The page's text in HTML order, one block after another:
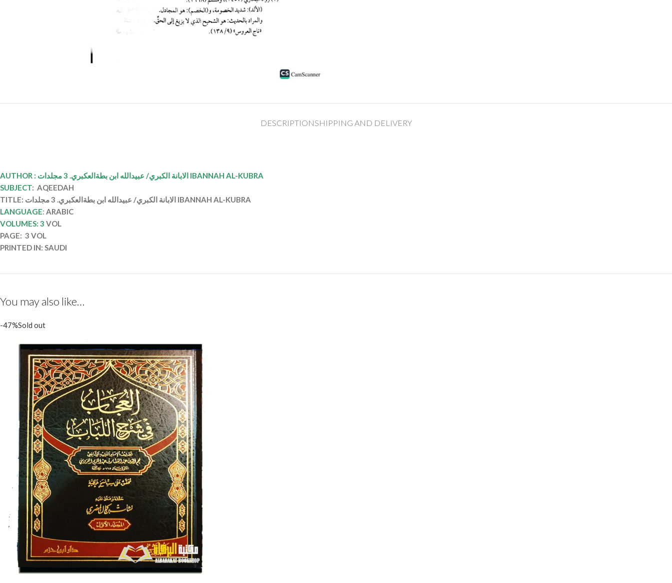
DESCRIPTIONSHIPPING AND DELIVERY
AUTHOR : الابانة الكبري/ عبيدالله ابن بطةالعكبري. 3 مجلدات IBANNAH AL-KUBRA
SUBJECT: AQEEDAH
TITLE: الابانة الكبري/ عبيدالله ابن بطةالعكبري. 3 مجلدات IBANNAH AL-KUBRA
LANGUAGE: ARABIC
VOLUMES: 3 VOL
PAGE: 3 VOL
PRINTED IN: SAUDI
You may also like…
-47%Sold out